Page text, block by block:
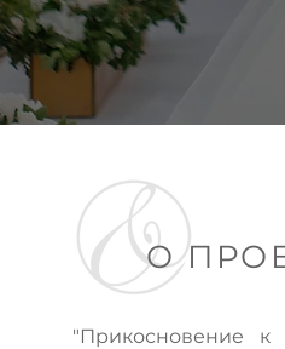
О
"Прикосновение